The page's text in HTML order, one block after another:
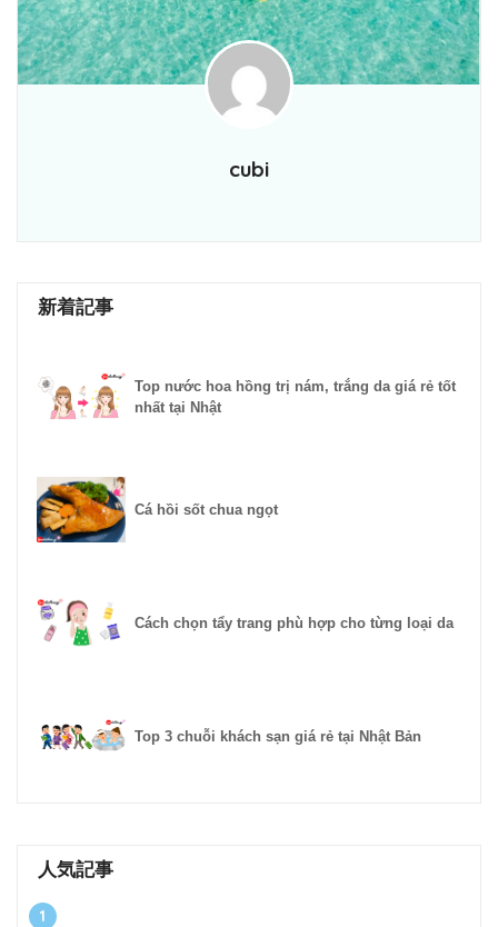
cubi
新着記事
Top nước hoa hồng trị nám, trắng da giá rẻ tốt
nhất tại Nhật
Cá hồi sốt chua ngọt
Cách chọn tẩy trang phù hợp cho từng loại da
Top 3 chuỗi khách sạn giá rẻ tại Nhật Bản
人気記事
1